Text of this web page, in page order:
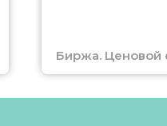
Биржа. Ценовой